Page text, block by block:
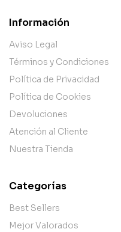
Información
Aviso Legal
Términos y Condiciones
Política de Privacidad
Política de Cookies
Devoluciones
Atención al Cliente
Nuestra Tienda
Categorías
Best Sellers
Mejor Valorados